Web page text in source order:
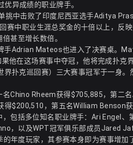
异成绩的职业牌手。
挑中击败了印度尼西亚选手Aditya
赛中职业生涯总奖金的十倍以上，反
甚至增长数倍。
手Adrian Mateos也进入了决赛桌。
他在这场赛事中夺冠，他将完成扑克
界扑克巡回赛）三大赛事冠军于一身
名Chino Rheem获得$705,885，第
$200,510，第五名William Benson
包括多位知名职业牌手：Ari Engel、
，以及WPT冠军俱乐部成员Jared
年度玩家，其参赛本身即为赛事增加